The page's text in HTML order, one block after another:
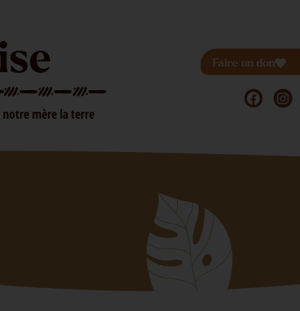
mère la terre
Faire un don